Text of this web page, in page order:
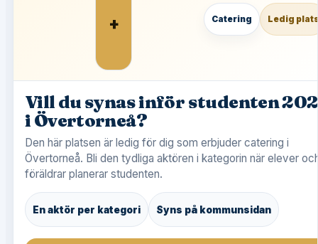
+ Catering Ledig
Vill du synas inför studenten
i Övertorneå?
Den här platsen är ledig för dig som erbjuder catering i
Övertorneå. Bli den tydliga aktören i kategorin när elever
föräldrar planerar studenten.
En aktör per kategori Syns på kommunsidan